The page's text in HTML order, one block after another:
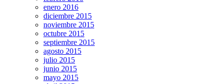
enero 2016
diciembre 2015
noviembre 2015
octubre 2015
septiembre 2015
agosto 2015
julio 2015
junio 2015
mayo 2015